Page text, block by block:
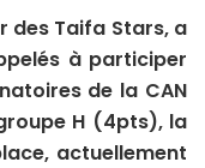
des Taifa Stars, a
à participer
de la CAN
H (4pts), la
actuellement